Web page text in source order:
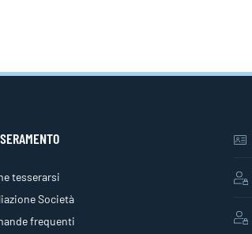
tesserarsi
Società
frequenti